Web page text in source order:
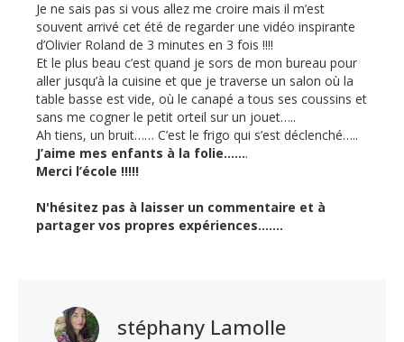
Je ne sais pas si vous allez me croire mais il m’est
souvent arrivé cet été de regarder une vidéo inspirante
d’Olivier Roland de 3 minutes en 3 fois !!!!
Et le plus beau c’est quand je sors de mon bureau pour
aller jusqu’à la cuisine et que je traverse un salon où la
table basse est vide, où le canapé a tous ses coussins et
sans me cogner le petit orteil sur un jouet…..
Ah tiens, un bruit…… C’est le frigo qui s’est déclenché…..
J’aime mes enfants à la folie…….
Merci l’école !!!!!
N'hésitez pas à laisser un commentaire et à
partager vos propres expériences.......
stéphany Lamolle